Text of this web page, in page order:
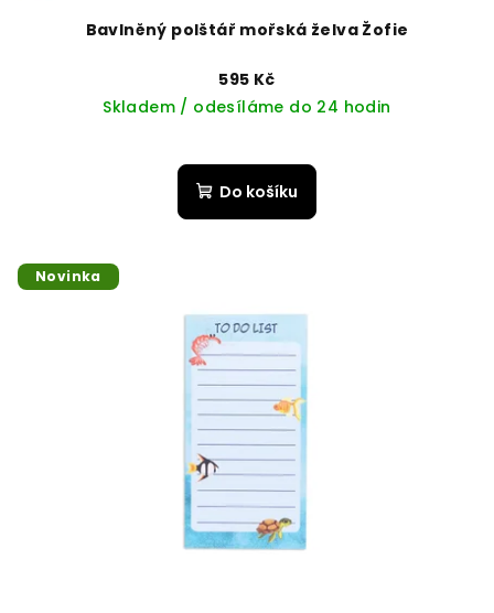
Bavlněný polštář mořská želva Žofie
595 Kč
Skladem / odesíláme do 24 hodin
Do košíku
Novinka